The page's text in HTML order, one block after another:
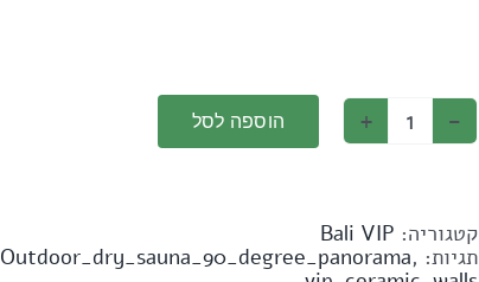
הוספה לסל
קטגוריה: Bali VIP
תגיות: Outdoor_dry_sauna_90_degree_panorama,